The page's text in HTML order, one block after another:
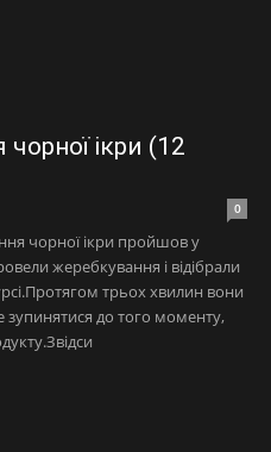
ікри (12
0
чорної ікри пройшов у
жеребкування і відібрали
трьох хвилин вони
зупинятися до того моменту,